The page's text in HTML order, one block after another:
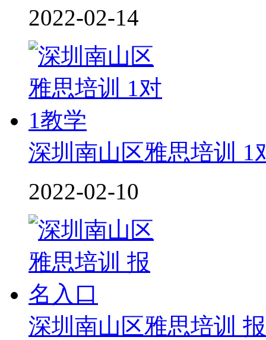
2022-02-14
深圳南山区雅思培训 1
2022-02-10
深圳南山区雅思培训